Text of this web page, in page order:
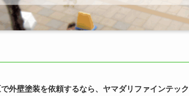
外壁塗装を依頼するなら、ヤマダリファインテッ